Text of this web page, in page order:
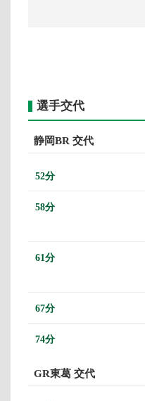
選手交代
静岡BR 交代
52分
58分
61分
67分
74分
GR東葛 交代